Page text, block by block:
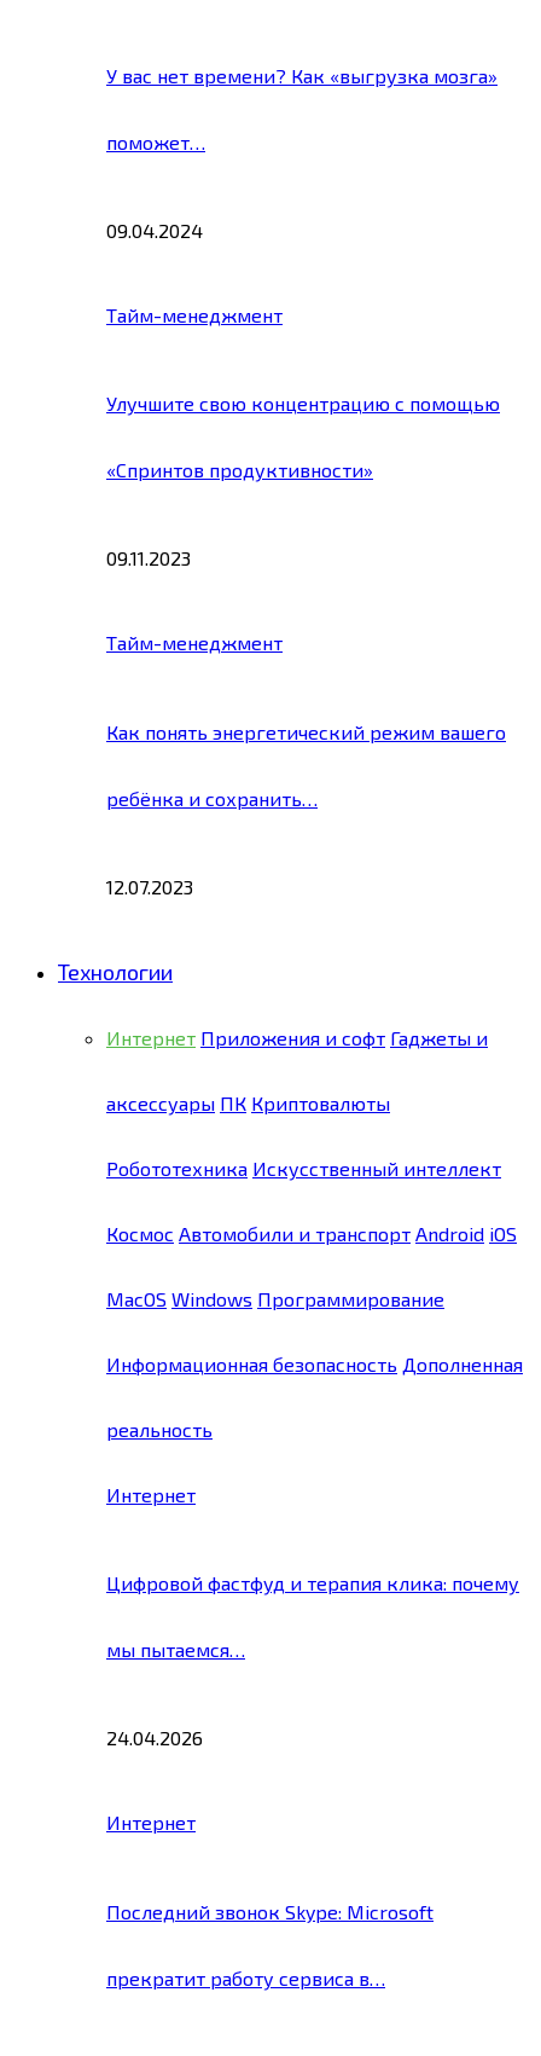
У вас нет времени? Как «выгрузка мозга»
поможет…
09.04.2024
Тайм-менеджмент
Улучшите свою концентрацию с помощью
«Спринтов продуктивности»
09.11.2023
Тайм-менеджмент
Как понять энергетический режим вашего
ребёнка и сохранить…
12.07.2023
Технологии
Интернет Приложения и софт Гаджеты и
аксессуары ПК Криптовалюты
Робототехника Искусственный интеллект
Космос Автомобили и транспорт Android iOS
MacOS Windows Программирование
Информационная безопасность Дополненная
реальность
Интернет
Цифровой фастфуд и терапия клика: почему
мы пытаемся…
24.04.2026
Интернет
Последний звонок Skype: Microsoft
прекратит работу сервиса в…